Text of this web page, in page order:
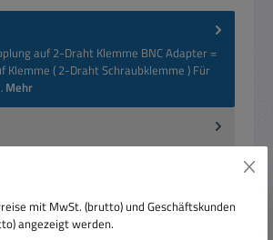
auf 2-Draht Klemme BNC Adapter =
Klemme ( 2-Draht Schraubklemme ) Für
Mehr
mit MwSt. (brutto) und Geschäftskunden
angezeigt werden.